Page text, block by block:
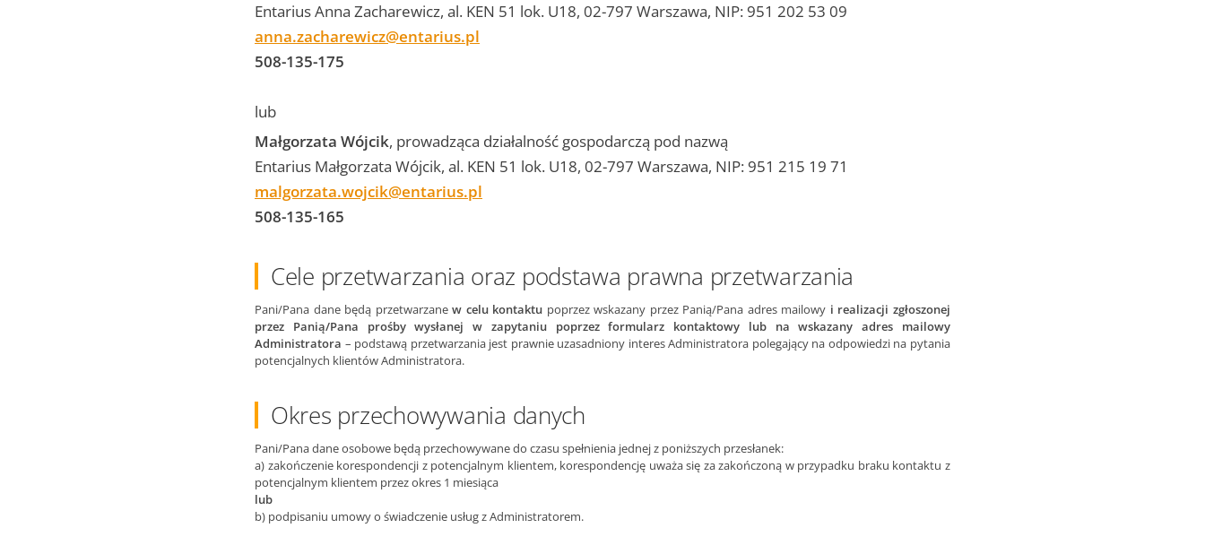
Entarius Anna Zacharewicz, al. KEN 51 lok. U18, 02-797 Warszawa, NIP: 951 202 53 09
anna.zacharewicz@entarius.pl
508-135-175
lub
Małgorzata Wójcik, prowadząca działalność gospodarczą pod nazwą
Entarius Małgorzata Wójcik, al. KEN 51 lok. U18, 02-797 Warszawa, NIP: 951 215 19 71
malgorzata.wojcik@entarius.pl
508-135-165
Cele przetwarzania oraz podstawa prawna przetwarzania
Pani/Pana dane będą przetwarzanew celu kontaktu poprzez wskazany przez Panią/Pana adres mailowy i realizacji zgłoszonej
przez Panią/Pana prośby wysłanej w zapytaniu poprzez formularz kontaktowy lub na wskazany adres mailowy
Administratora – podstawą przetwarzania jest prawnie uzasadniony interes Administratora polegający na odpowiedzi na pytania
potencjalnych klientów Administratora.
Okres przechowywania danych
Pani/Pana dane osobowe będą przechowywane do czasu spełnienia jednej z poniższych przesłanek:
a) zakończenie korespondencji z potencjalnym klientem, korespondencję uważa się za zakończoną w przypadku braku kontaktu z
potencjalnym klientem przez okres 1 miesiąca
lub
b) podpisaniu umowy o świadczenie usług z Administratorem.